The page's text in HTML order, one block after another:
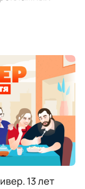
13 лет